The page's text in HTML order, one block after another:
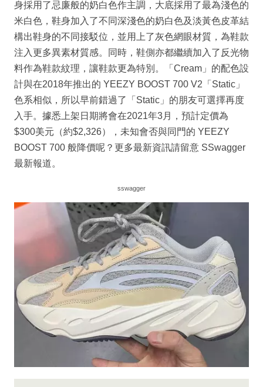
身採用了忌廉般的奶白色作主調，大底採用了最為淺色的
米白色，鞋身加入了不同深淺色的奶白色及淡黃色皮革結
構出鞋身的不同接駁位，並用上了灰色網眼材質，為鞋款
注入更多異素材質感。同時，鞋側亦都繼續加入了反光物
料作為鞋款紋理，讓鞋款更為特別。「Cream」的配色設
計與在2018年推出的 YEEZY BOOST 700 V2「Static」
色系相似，所以早前錯過了「Static」的朋友可選擇再度
入手。據悉上架日期將會在2021年3月，預計定價為
$300美元（約$2,326），未知會否與同門的 YEEZY
BOOST 700 般降價呢？更多最新資訊請留意 SSwagger
最新報道。
sswagger